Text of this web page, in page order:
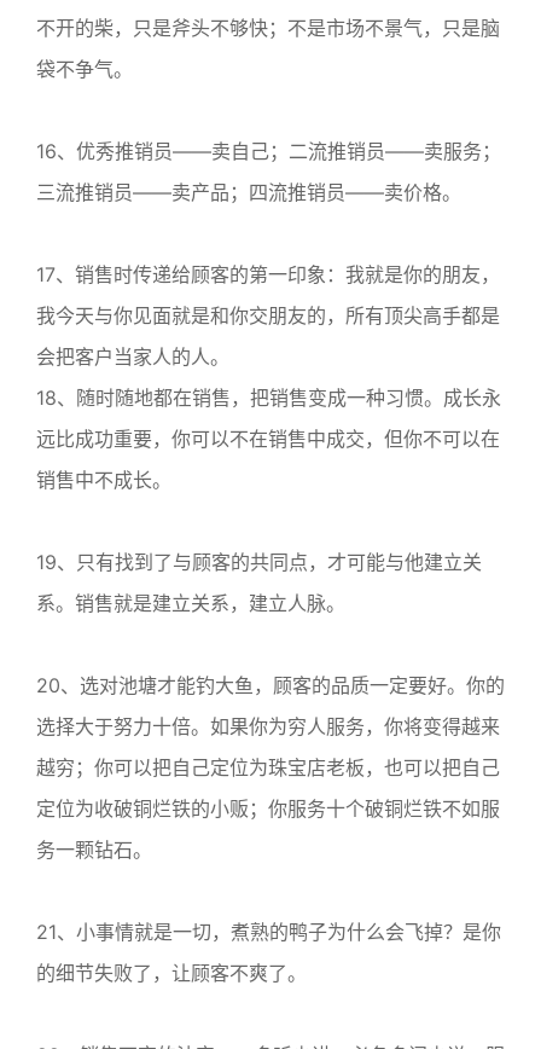
不开的柴，只是斧头不够快；不是市场不景气，只是脑
袋不争气。
16、优秀推销员——卖自己；二流推销员——卖服务；
三流推销员——卖产品；四流推销员——卖价格。
17、销售时传递给顾客的第一印象：我就是你的朋友，
我今天与你见面就是和你交朋友的，所有顶尖高手都是
会把客户当家人的人。
18、随时随地都在销售，把销售变成一种习惯。成长永
远比成功重要，你可以不在销售中成交，但你不可以在
销售中不成长。
19、只有找到了与顾客的共同点，才可能与他建立关
系。销售就是建立关系，建立人脉。
20、选对池塘才能钓大鱼，顾客的品质一定要好。你的
选择大于努力十倍。如果你为穷人服务，你将变得越来
越穷；你可以把自己定位为珠宝店老板，也可以把自己
定位为收破铜烂铁的小贩；你服务十个破铜烂铁不如服
务一颗钻石。
21、小事情就是一切，煮熟的鸭子为什么会飞掉？是你
的细节失败了，让顾客不爽了。